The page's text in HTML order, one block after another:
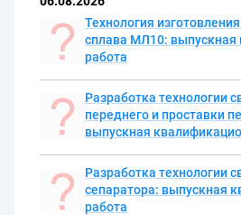
Технология
сплава МЛ10: выпускная
работа
Разработка технологии
переднего и проставки
выпускная
Разработка технологии
сепаратора: выпускная
работа